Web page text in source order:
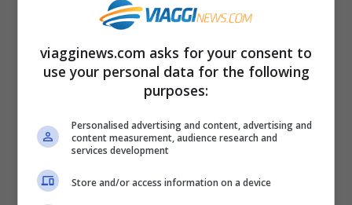
costa Maremmana compreso l’Argentario,
settembre. Ma è esposta a venti e
perturbazioni e dunque non si può dire al
riparo dai capricci del tempo.
viagginews.com asks for your consent to
use your personal data for the following
purposes:
Personalised advertising and content, advertising and
content measurement, audience research and
services development
Store and/or access information on a device